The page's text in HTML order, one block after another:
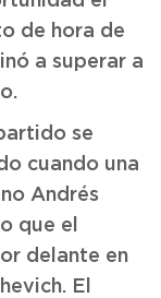
de hora de
a superar a
se
cuando una
Andrés
que el
delante en
El